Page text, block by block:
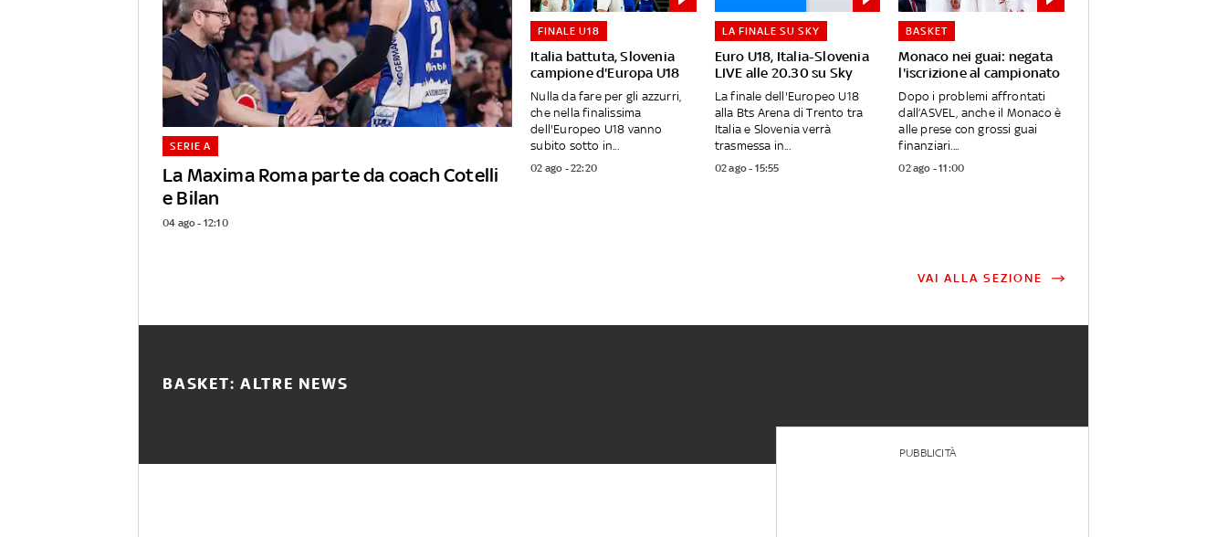
La Maxima Roma parte da coach Cotelli
e Bilan
SERIE A
04 ago - 12:10
Italia battuta, Slovenia
campione d'Europa U18
FINALE U18
Nulla da fare per gli azzurri,
che nella finalissima
dell'Europeo U18 vanno
subito sotto in...
02 ago - 22:20
Euro U18, Italia-Slovenia
LIVE alle 20.30 su Sky
LA FINALE SU SKY
La finale dell'Europeo U18
alla Bts Arena di Trento tra
Italia e Slovenia verrà
trasmessa in...
02 ago - 15:55
Monaco nei guai: negata
l'iscrizione al campionato
BASKET
Dopo i problemi affrontati
dall’ASVEL, anche il Monaco è
alle prese con grossi guai
finanziari....
02 ago - 11:00
VAI ALLA SEZIONE
BASKET: ALTRE NEWS
PUBBLICITÀ